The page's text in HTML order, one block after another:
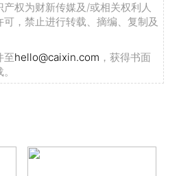
权为财新传媒及/或相关权利人
，禁止进行转载、摘编、复制及
至hello@caixin.com ，获得书面